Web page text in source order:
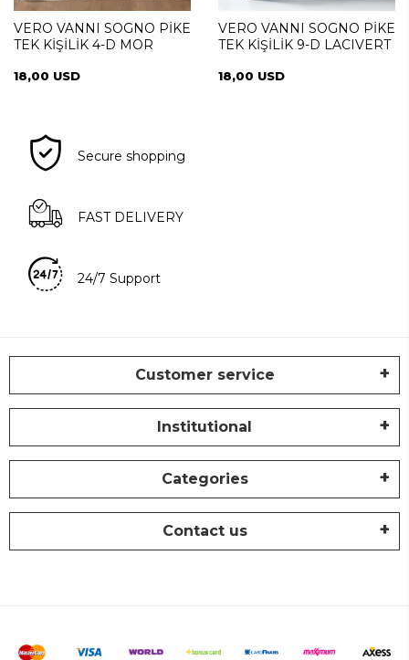
VERO VANNI SOGNO PİKE
TEK KİŞİLİK 4-D MOR
18,00 USD
VERO VANNI SOGNO PİKE
TEK KİŞİLİK 9-D LACIVERT
18,00 USD
Secure shopping
FAST DELIVERY
24/7 Support
Customer service
Institutional
Categories
Contact us